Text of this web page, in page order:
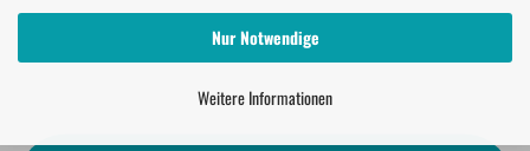
Nur Notwendige
Weitere Informationen